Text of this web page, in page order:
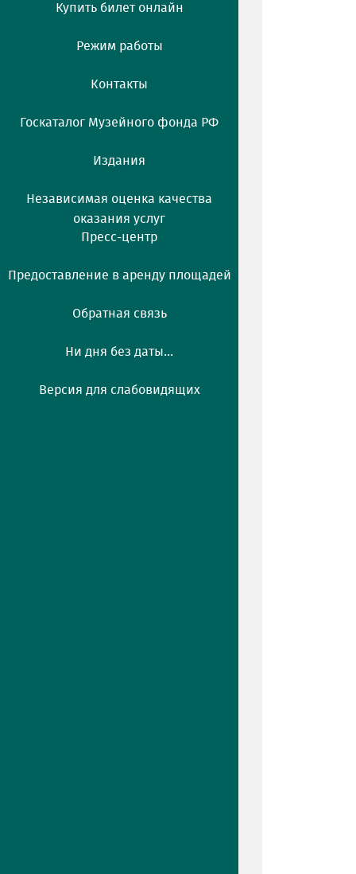
Купить билет онлайн
Режим работы
Контакты
Госкаталог Музейного фонда РФ
Издания
Независимая оценка качества
оказания услуг
Пресс-центр
Предоставление в аренду площадей
Обратная связь
Ни дня без даты...
Версия для слабовидящих